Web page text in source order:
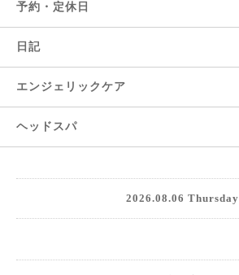
予約・定休日
日記
エンジェリックケア
ヘッドスパ
2026.08.06 Thursday